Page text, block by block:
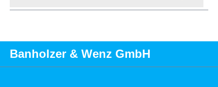
Banholzer & Wenz GmbH